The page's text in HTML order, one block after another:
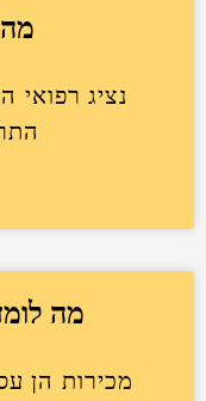
מה
נציג רפואי
מה
מכירות הן